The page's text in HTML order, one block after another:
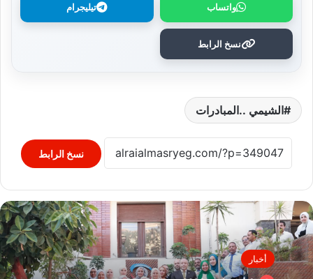
واتساب تيليجرام
نسخ الرابط
الشيمي ..المبادرات
نسخ الرابط
أخبار